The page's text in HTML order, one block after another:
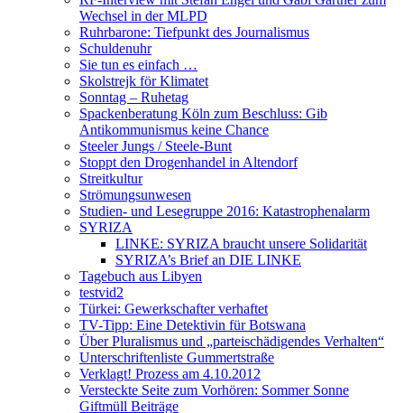
Wechsel in der MLPD
Ruhrbarone: Tiefpunkt des Journalismus
Schuldenuhr
Sie tun es einfach …
Skolstrejk för Klimatet
Sonntag – Ruhetag
Spackenberatung Köln zum Beschluss: Gib
Antikommunismus keine Chance
Steeler Jungs / Steele-Bunt
Stoppt den Drogenhandel in Altendorf
Streitkultur
Strömungsunwesen
Studien- und Lesegruppe 2016: Katastrophenalarm
SYRIZA
LINKE: SYRIZA braucht unsere Solidarität
SYRIZA’s Brief an DIE LINKE
Tagebuch aus Libyen
testvid2
Türkei: Gewerkschafter verhaftet
TV-Tipp: Eine Detektivin für Botswana
Über Pluralismus und „parteischädigendes Verhalten“
Unterschriftenliste Gummertstraße
Verklagt! Prozess am 4.10.2012
Versteckte Seite zum Vorhören: Sommer Sonne
Giftmüll Beiträge